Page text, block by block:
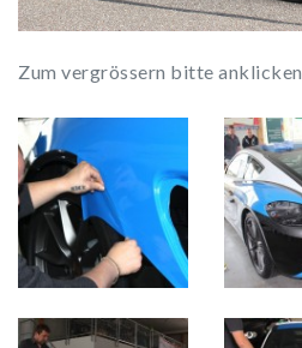
Zum vergrössern bitte anklicken